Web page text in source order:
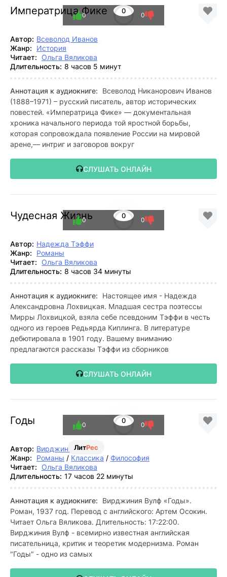
Императрица Фике 0
0 0
Автор: Всеволод Иванов
Жанр:
История
Читает: Ольга Вяликова
Длительность: 8 часов 5 минут
Аннотация к аудиокниге:
Всеволод Никанорович Иванов
(1888–1971) – русский писатель, автор исторических
повестей. «Императрица Фике» — документальная
хроника начального периода той яростной борьбы,
которая сопровождала появление России на мировой
арене,— интриг и заговоров вокруг
СЛУШАТЬ ОНЛАЙН
Чудесная Жизнь 0
0 0
Автор: Надежда Тэффи
Жанр:
Романы
Читает: Ольга Вяликова
Длительность: 8 часов 34 минуты
Аннотация к аудиокниге:
Настоящее имя - Надежда
Александровна Лохвицкая. Младшая сестра поэтессы
Мирры Лохвицкой, взяла себе псевдоним Тэффи в честь
одного из героев Редьярда Киплинга. В литературе
дебютировала в 1901 году. Вашему вниманию
предлагаются рассказы Тэффи из сборников
СЛУШАТЬ ОНЛАЙН
Годы
ЛитРес
0
0 0
Автор: Вирджиния Вулф
Жанр:
Романы / Классика / Философия
Читает: Ольга Вяликова
Длительность: 17 часов 22 минуты
Аннотация к аудиокниге:
Вирджиния Вулф «Годы».
Роман, 1937 год. Перевод с английского: Артем Осокин.
Читает Ольга Вяликова. Длительность: 17:22:00.
Вирджиния Вулф - всемирно известная английская
писательница, критик и теоретик модернизма. Роман
"Годы" - одно из самых